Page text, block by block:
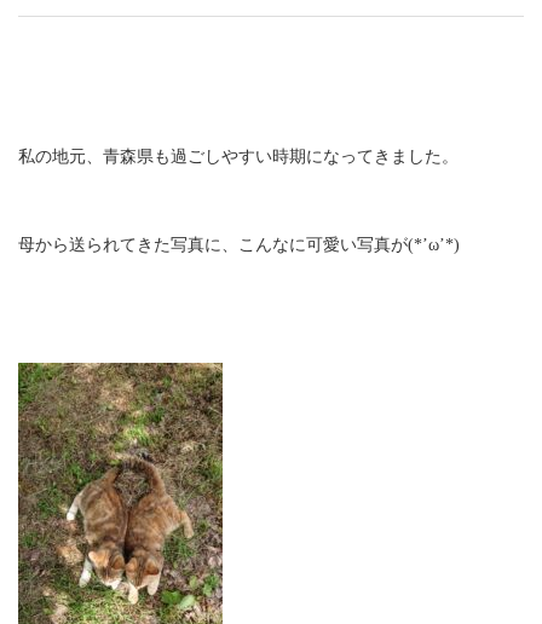
私の地元、青森県も過ごしやすい時期になってきました。
母から送られてきた写真に、こんなに可愛い写真が(*’ω’*)